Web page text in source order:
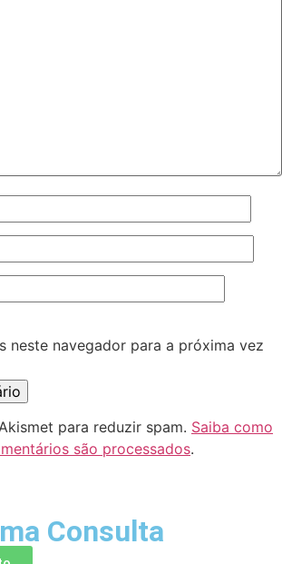
neste navegador para a próxima vez
para reduzir spam. Saiba como
são processados.
Consulta